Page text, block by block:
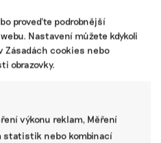
proveďte podrobnější
Nastavení můžete kdykoli
Zásadách cookies nebo
obrazovky.
výkonu reklam, Měření
statistik nebo kombinací
firmami
životní